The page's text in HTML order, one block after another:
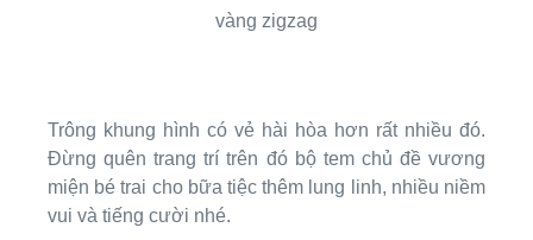
vàng zigzag
Trông khung hình có vẻ hài hòa hơn rất nhiều đó.
Đừng quên trang trí trên đó bộ tem chủ đề vương
miện bé trai cho bữa tiệc thêm lung linh, nhiều niềm
vui và tiếng cười nhé.